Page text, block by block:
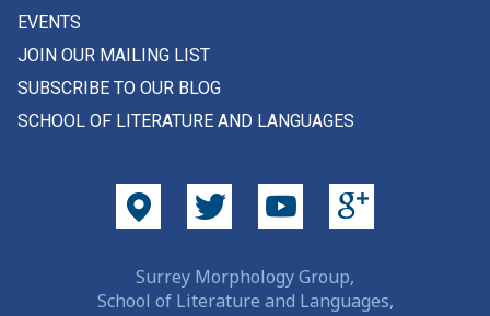
совокупляться
современный
EVENTS
JOIN OUR MAILING LIST
SUBSCRIBE TO OUR BLOG
SCHOOL OF LITERATURE AND LANGUAGES
Surrey Morphology Group,
School of Literature and Languages,